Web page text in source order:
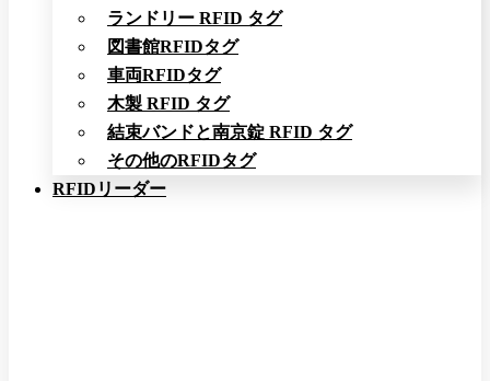
ランドリー RFID タグ
図書館RFIDタグ
車両RFIDタグ
木製 RFID タグ
結束バンドと南京錠 RFID タグ
その他のRFIDタグ
RFIDリーダー